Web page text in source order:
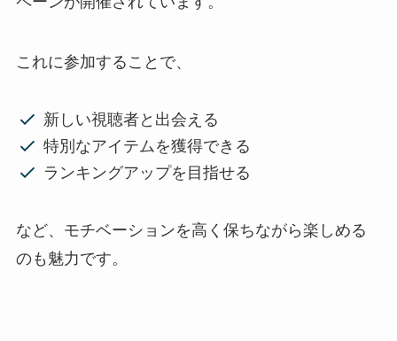
これに参加することで、
新しい視聴者と出会える
特別なアイテムを獲得できる
ランキングアップを目指せる
など、モチベーションを高く保ちながら楽しめる
のも魅力です。